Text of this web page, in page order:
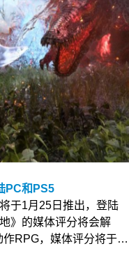
PC和PS5
于1月25日推出，登陆
》的媒体评分将会解
作RPG，媒体评分将于…